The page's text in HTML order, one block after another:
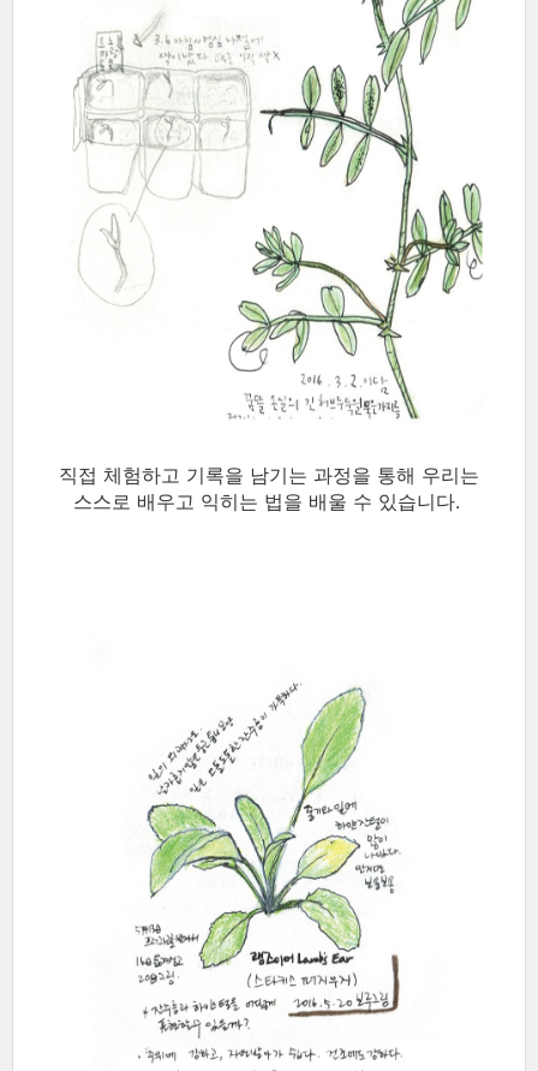
직접 체험하고 기록을 남기는 과정을 통해 우리는
스스로 배우고 익히는 법을 배울 수 있습니다.